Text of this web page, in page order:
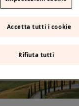
Rifiuta tutti
Accetta tutti i cookie